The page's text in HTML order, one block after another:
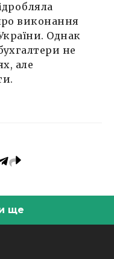
виконання
Однак
не
але
ще